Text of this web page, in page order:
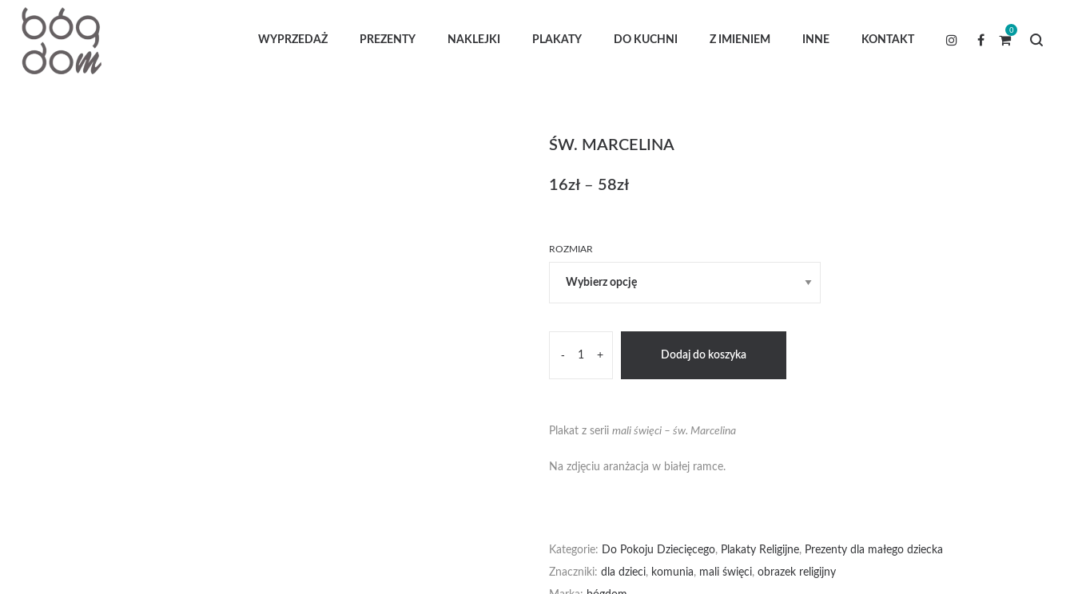
WYPRZEDAŻ PREZENTY NAKLEJKI PLAKATY DO KUCHNI Z IMIENIEM INNE KONTAKT
0
ŚW. MARCELINA
16zł – 58zł
16zł
58zł
ROZMIAR
-
Św.
+ Dodaj do koszyka
Plakat z serii mali święci – św. Marcelina
Na zdjęciu aranżacja w białej ramce.
Kategorie: Do Pokoju Dziecięcego, Plakaty Religijne, Prezenty dla małego dziecka
Znaczniki: dla dzieci, komunia, mali święci, obrazek religijny